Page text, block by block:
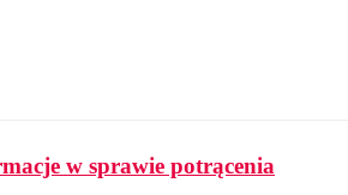
w sprawie potrącenia